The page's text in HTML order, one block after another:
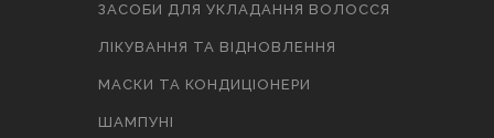
ЗАСОБИ ДЛЯ УКЛАДАННЯ ВОЛОССЯ
ЛІКУВАННЯ ТА ВІДНОВЛЕННЯ
МАСКИ ТА КОНДИЦІОНЕРИ
ШАМПУНІ